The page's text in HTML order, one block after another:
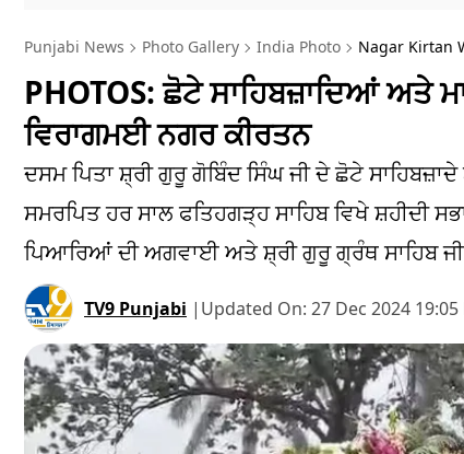
Punjabi News Photo Gallery India Photo Nagar Kirtan
PHOTOS: ਛੋਟੇ ਸਾਹਿਬਜ਼ਾਦਿਆਂ ਅਤੇ
ਵਿਰਾਗਮਈ ਨਗਰ ਕੀਰਤਨ
ਦਸਮ ਪਿਤਾ ਸ਼੍ਰੀ ਗੁਰੂ ਗੋਬਿੰਦ ਸਿੰਘ ਜੀ ਦੇ ਛੋਟੇ
ਸਮਰਪਿਤ ਹਰ ਸਾਲ ਫਤਿਹਗੜ੍ਹ ਸਾਹਿਬ ਵਿਖੇ ਸ਼ਹੀਦੀ
ਪਿਆਰਿਆਂ ਦੀ ਅਗਵਾਈ ਅਤੇ ਸ਼੍ਰੀ ਗੁਰੂ ਗ੍ਰੰਥ ਸਾਹਿਬ
TV9 Punjabi | Updated On: 27 Dec 2024 19:05